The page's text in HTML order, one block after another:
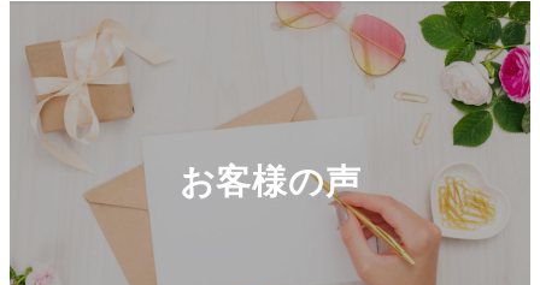
お客様の声